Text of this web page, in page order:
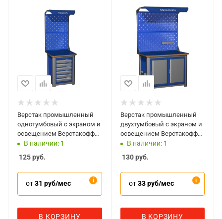
Верстак промышленный
однотумбовый с экраном и
освещением Верстакофф
MECHANIC-М07.6Э2С
В наличии: 1
125руб.
от31 руб/мес
В КОРЗИНУ
Верстак промышленный
двухтумбовый с экраном и
освещением Верстакофф
MECHANIC-М12.00Э2С
В наличии: 1
130руб.
от33 руб/мес
В КОРЗИНУ